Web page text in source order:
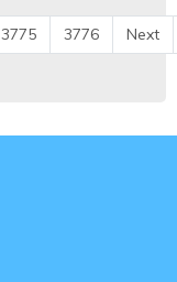
3775 3776 Next